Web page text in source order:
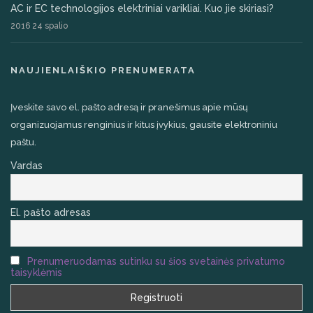
AC ir EC technologijos elektriniai varikliai. Kuo jie skiriasi?
2016 24 spalio
NAUJIENLAIŠKIO PRENUMERATA
Įveskite savo el. pašto adresą ir pranešimus apie mūsų
organizuojamus renginius ir kitus įvykius, gausite elektroniniu
paštu.
Vardas
El. pašto adresas
Prenumeruodamas sutinku su šios svetainės privatumo
taisyklėmis